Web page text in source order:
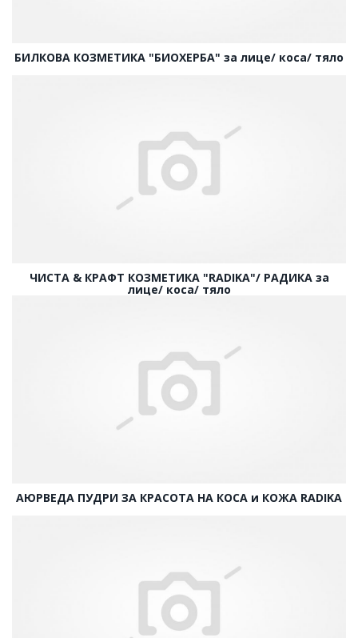
БИЛКОВА КОЗМЕТИКА "БИОХЕРБА" за лице/ коса/ тяло
ЧИСТА & КРАФТ КОЗМЕТИКА "RADIKA"/ РАДИКА за
лице/ коса/ тяло
АЮРВЕДА ПУДРИ ЗА КРАСОТА НА КОСА и КОЖА RADIKA